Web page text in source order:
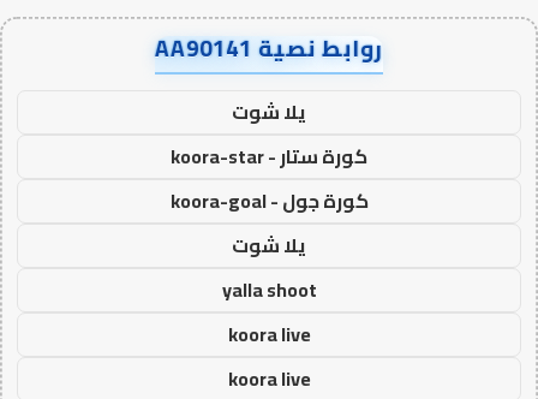
روابط نصية AA90141
يلا شوت
كورة ستار - koora-star
كورة جول - koora-goal
يلا شوت
yalla shoot
koora live
koora live